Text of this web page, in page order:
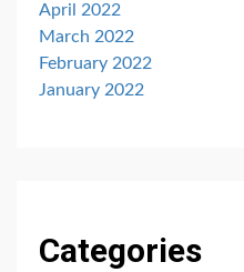
April 2022
March 2022
February 2022
January 2022
Categories